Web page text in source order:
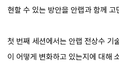
현할 수 있는 방안을 안랩과 함께
첫 번째 세션에서는 안랩 전상수 기
이 어떻게 변화하고 있는지에 대해